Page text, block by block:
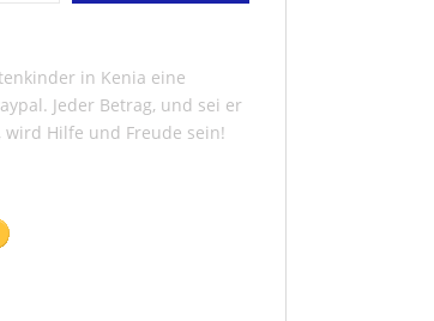
in Kenia eine
Jeder Betrag, und sei er
wird Hilfe und Freude sein!